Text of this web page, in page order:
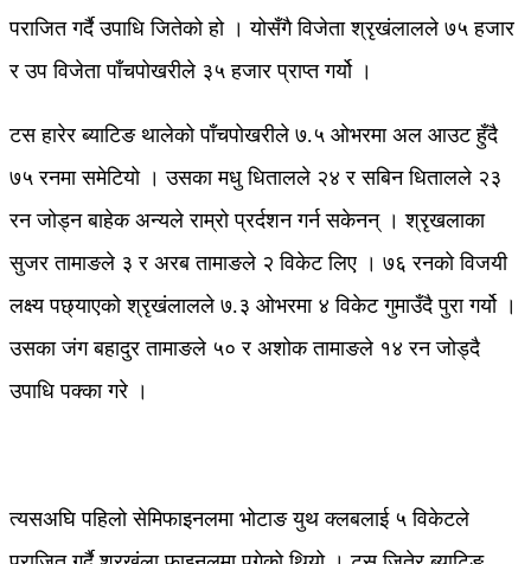
पराजित गर्दै उपाधि जितेको हो । योसँगै विजेता श्रृखंलालले ७५ हजार
र उप विजेता पाँचपोखरीले ३५ हजार प्राप्त गर्यो ।
टस हारेर ब्याटिङ थालेको पाँचपोखरीले ७.५ ओभरमा अल आउट हुँदै
७५ रनमा समेटियो । उसका मधु धितालले २४ र सबिन धितालले २३
रन जोड्न बाहेक अन्यले राम्रो प्रर्दशन गर्न सकेनन् । श्रृखलाका
सुजर तामाङले ३ र अरब तामाङले २ विकेट लिए । ७६ रनको विजयी
लक्ष्य पछ्याएको श्रृखंलालले ७.३ ओभरमा ४ विकेट गुमाउँदै पुरा गर्यो ।
उसका जंग बहादुर तामाङले ५० र अशोक तामाङले १४ रन जोड्दै
उपाधि पक्का गरे ।
त्यसअघि पहिलो सेमिफाइनलमा भोटाङ युथ क्लबलाई ५ विकेटले